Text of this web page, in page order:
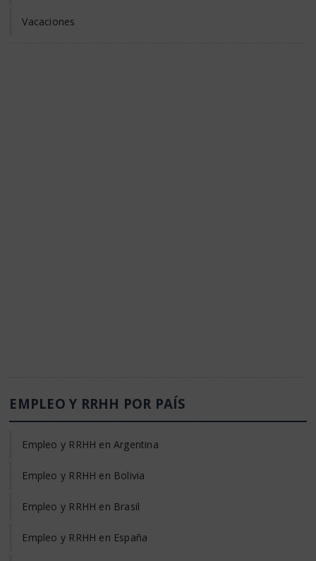
Vacaciones
EMPLEO Y RRHH POR PAÍS
Empleo y RRHH en Argentina
Empleo y RRHH en Bolivia
Empleo y RRHH en Brasil
Empleo y RRHH en España